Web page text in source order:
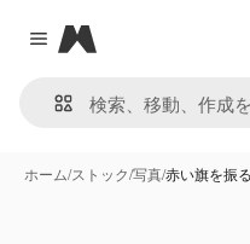
Close menu
Magnific
ホーム/ストック/写真/赤い旗を振る